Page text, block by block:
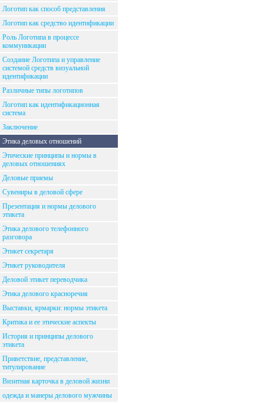
Логотип как способ представления
Логотип как средство идентификации
Роль Логотипа в процессе
коммуникации
Создание Логотипа и управление
системой средств визуальной
идентификации
Различные типы логотипов
Логотип как идентификационная
система
Заключение
Этика деловых отношений
Этические принципы и нормы в
деловых отношениях
Деловые приемы
Сувениры в деловой сфере
Презентация и нормы делового
этикета
Этика делового телефонного
разговора
Этикет секретаря
Этикет руководителя
Деловой этикет переводчика
Этика делового красноречия
Выставки, ярмарки: нормы этикета
Критика и ее этические аспекты
История и принципы делового
этикета
Приветствие, представление,
титулирование
Визитная карточка в деловой жизни
одежда и манеры делового мужчины